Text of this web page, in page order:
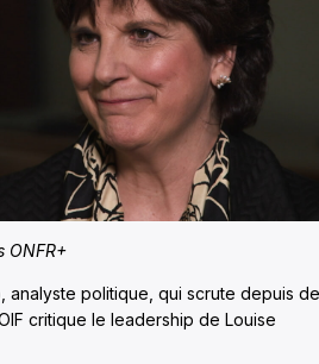
ONFR+
analyste politique, qui scrute depuis
critique le leadership de Louise